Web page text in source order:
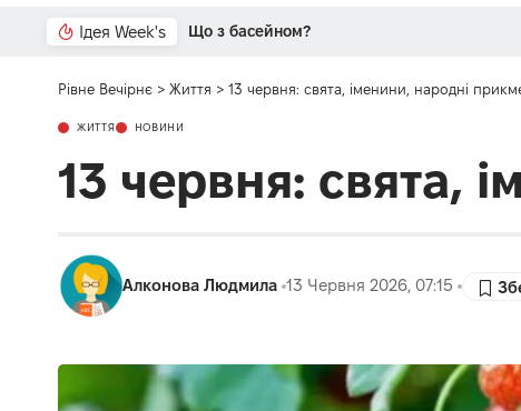
Ідея Week's Від паркану до картонки
Рівне Вечірнє > Життя > 13 червня: свята, іменини, народні
ЖИТТЯ НОВИНИ
13 червня: свята,
Алконова Людмила 13 Червня 2026, 07:15